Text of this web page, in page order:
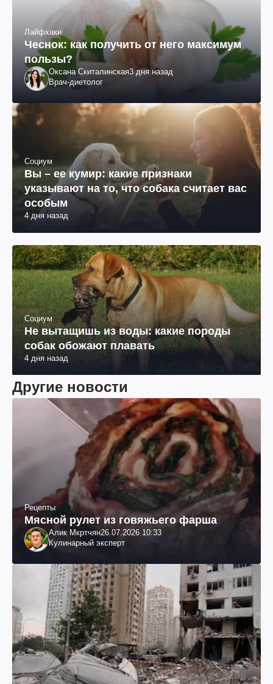
Лайфхаки
Чеснок: как получить от него максимум
пользы?
Оксана Скиталинская3 дня назад
Врач-диетолог
Социум
Вы – ее кумир: какие признаки
указывают на то, что собака считает вас
особым
4 дня назад
Социум
Не вытащишь из воды: какие породы
собак обожают плавать
4 дня назад
Другие новости
Рецепты
Мясной рулет из говяжьего фарша
Алик Мкртчян26.07.2026 10:33
Кулинарный эксперт